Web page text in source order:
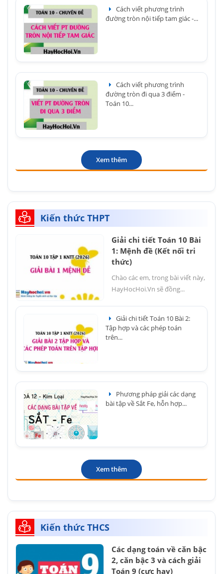
Cách viết phương trình
đường tròn nội tiếp tam giác -...
Cách viết phương trình
đường tròn đi qua 3 điểm -
Toán 10...
Xem thêm
Kiến thức THPT
Giải chi tiết Toán 10 Bài
1: Mệnh đề (Kết nối tri
thức)
Chào các em, trong bài viết này,
HayHocHoi.Vn sẽ đồng...
Giải chi tiết Toán 10 Bài 2:
Tập hợp và các phép toán
trên...
Phương pháp giải các dạng
bài tập về Sắt Fe, hỗn hợp...
Xem thêm
Kiến thức THCS
Các dạng toán về căn bậc
2, căn bậc 3 và cách giải
Toán 9 (cực hay)